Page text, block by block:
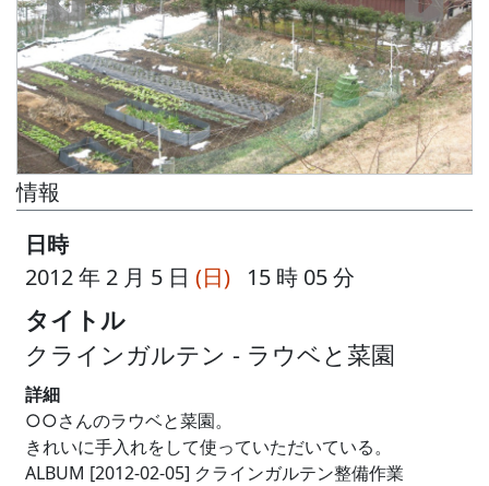
情報
日時
2012 年 2 月 5 日 (日) 15 時 05 分
タイトル
クラインガルテン - ラウベと菜園
詳細
○○さんのラウベと菜園。
きれいに手入れをして使っていただいている。
ALBUM [2012-02-05] クラインガルテン整備作業